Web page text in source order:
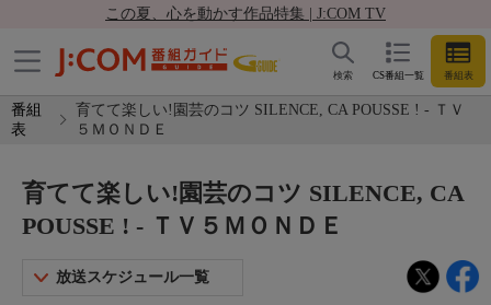
この夏、心を動かす作品特集 | J:COM TV
CS番組一覧 番組表
検索
番組
表
育てて楽しい!園芸のコツ SILENCE, CA POUSSE ! - ＴＶ
５ＭＯＮＤＥ
育てて楽しい!園芸のコツ SILENCE, CA
POUSSE ! - ＴＶ５ＭＯＮＤＥ
放送スケジュール一覧